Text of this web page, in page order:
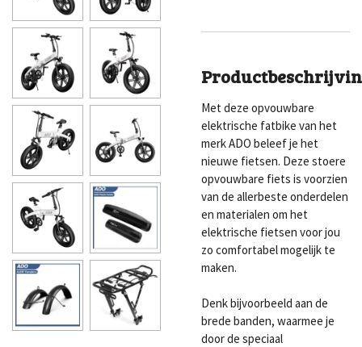
Met deze opvouwbare
elektrische fatbike van het
merk ADO beleef je het
nieuwe fietsen. Deze stoere
opvouwbare fiets is voorzien
van de allerbeste onderdelen
en materialen om het
elektrische fietsen voor jou
zo comfortabel mogelijk te
maken.
Denk bijvoorbeeld aan de
brede banden, waarmee je
door de speciaal